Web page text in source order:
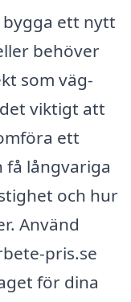
ett nytt
behöver
som väg-
viktigt att
ett
långvariga
och hur
Använd
pris.se
för dina